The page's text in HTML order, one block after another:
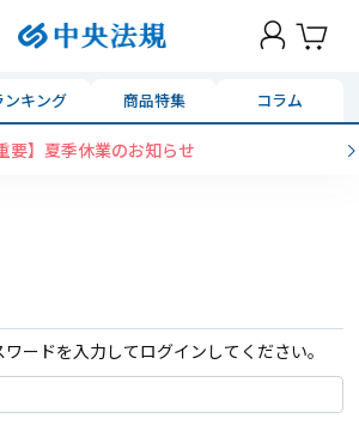
ンキング 商品特集 コラム
要】夏季休業のお知らせ
ードを入力してログインしてください。